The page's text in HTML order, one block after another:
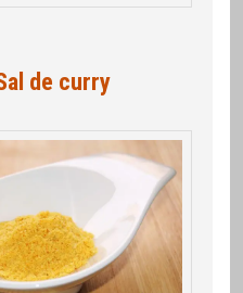
de curry